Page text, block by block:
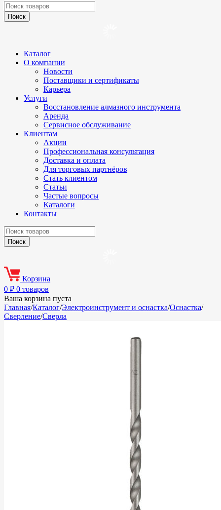
Каталог
О компании
Новости
Поставщики и сертификаты
Карьера
Услуги
Восстановление алмазного инструмента
Аренда
Сервисное обслуживание
Клиентам
Акции
Профессиональная консультация
Доставка и оплата
Для торговых партнёров
Стать клиентом
Статьи
Частые вопросы
Каталоги
Контакты
Корзина
0 ₽ 0 товаров
Ваша корзина пуста
Главная/Каталог/Электроинструмент и оснастка/Оснастка/
Сверление/Сверла